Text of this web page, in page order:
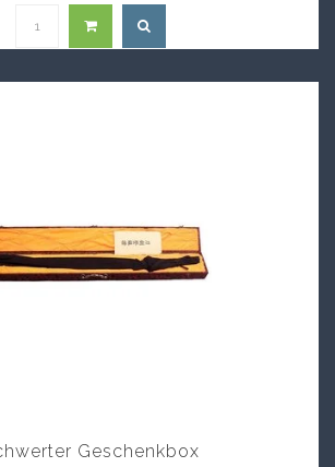
Geschenkbox